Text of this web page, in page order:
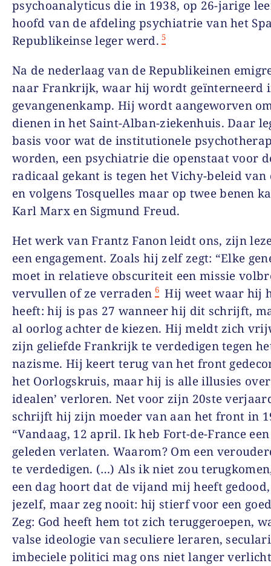
psychoanalyticus die in 1938, op 26-jarige
hoofd van de afdeling psychiatrie van het
Republikeinse leger werd. 5
Na de nederlaag van de Republikeinen
naar Frankrijk, waar hij wordt geïnterneerd
gevangenenkamp. Hij wordt aangeworven
dienen in het Saint-Alban-ziekenhuis. Daar
basis voor wat de institutionele
worden, een psychiatrie die openstaat voor
radicaal gekant is tegen het Vichy-beleid
en volgens Tosquelles maar op twee benen
Karl Marx en Sigmund Freud.
Het werk van Frantz Fanon leidt ons, zijn
een engagement. Zoals hij zelf zegt: “Elke
moet in relatieve obscuriteit een missie
vervullen of ze verraden 6 Hij weet waar hij
heeft: hij is pas 27 wanneer hij dit schrijft,
al oorlog achter de kiezen. Hij meldt zich
zijn geliefde Frankrijk te verdedigen tegen
nazisme. Hij keert terug van het front
het Oorlogskruis, maar hij is alle illusies over
idealen’ verloren. Net voor zijn 20ste
schrijft hij zijn moeder van aan het front in
“Vandaag, 12 april. Ik heb Fort-de-France
geleden verlaten. Waarom? Om een
te verdedigen. (…) Als ik niet zou
een dag hoort dat de vijand mij heeft
jezelf, maar zeg nooit: hij stierf voor een
Zeg: God heeft hem tot zich teruggeroepen,
valse ideologie van seculiere leraren,
imbeciele politici mag ons niet langer